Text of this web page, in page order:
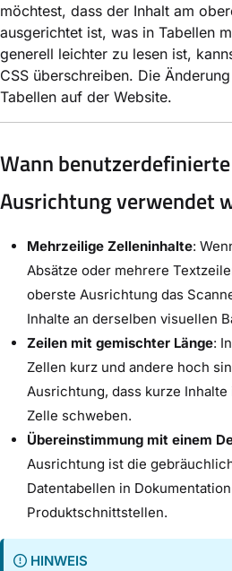
möchtest, dass der Inhalt am
ausgerichtet ist, was in Tabellen
generell leichter zu lesen ist,
CSS überschreiben. Die
Tabellen auf der Website.
Wann
Ausrichtung verwendet
Mehrzeilige Zelleninhalte:
Absätze oder mehrere
oberste Ausrichtung das
Inhalte an derselben visuellen
Zeilen mit gemischter Länge:
Zellen kurz und andere hoch
Ausrichtung, dass kurze
Zelle schweben.
Übereinstimmung mit einem
Ausrichtung ist die
Datentabellen in
Produktschnittstellen.
HINWEIS